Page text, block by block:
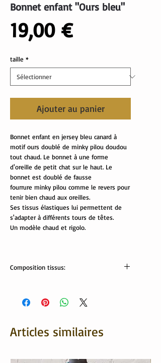
Bonnet enfant "Ours bleu"
19,00 €Prix
taille *
Ajouter au panier
Bonnet enfant en jersey bleu canard à
motif ours doublé de minky pilou doudou
tout chaud. Le bonnet à une forme
d'oreille de petit chat sur le haut. Le
bonnet est doublé de fausse
fourrure minky pilou comme le revers pour
tenir bien chaud aux oreilles.
Ses tissus élastiques lui permettent de
s'adapter à différents tours de têtes.
Un modèle chaud et rigolo.
Composition tissus:
minky pilou: 100% polyester
Articles similaires